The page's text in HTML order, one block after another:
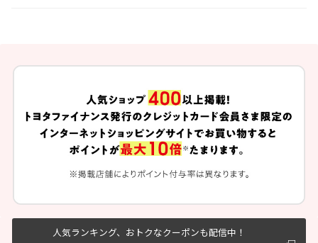
人気ランキング、おトクなクーポンも配信中！